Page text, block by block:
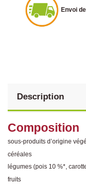
Envoi
Description
Composition
sous-produits d’origine
céréales
légumes (pois 10 %*,
fruits